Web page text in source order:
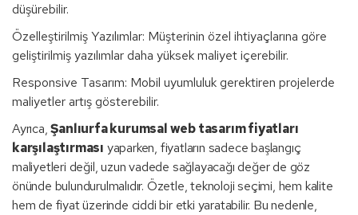
düşürebilir.
Özelleştirilmiş Yazılımlar: Müşterinin özel ihtiyaçlarına göre
geliştirilmiş yazılımlar daha yüksek maliyet içerebilir.
Responsive Tasarım: Mobil uyumluluk gerektiren projelerde
maliyetler artış gösterebilir.
Ayrıca,Şanlıurfa kurumsal web tasarım fiyatları
karşılaştırması yaparken, fiyatların sadece başlangıç
maliyetleri değil, uzun vadede sağlayacağı değer de göz
önünde bulundurulmalıdır. Özetle, teknoloji seçimi, hem kalite
hem de fiyat üzerinde ciddi bir etki yaratabilir. Bu nedenle,